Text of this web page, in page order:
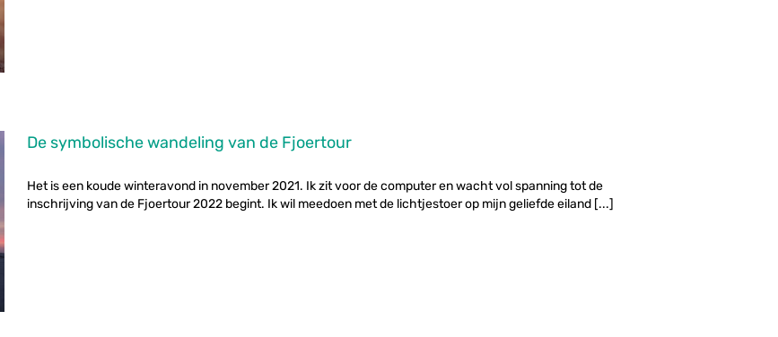
De symbolische wandeling van de Fjoertour
Het is een koude winteravond in november 2021. Ik zit voor de computer en wacht vol spanning tot de
inschrijving van de Fjoertour 2022 begint. Ik wil meedoen met de lichtjestoer op mijn geliefde eiland [...]